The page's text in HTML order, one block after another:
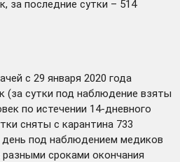
за последние сутки – 514
с 29 января 2020 года
(за сутки под наблюдение взяты
по истечении 14-дневного
сняты с карантина 733
день под наблюдением медиков
сроками окончания